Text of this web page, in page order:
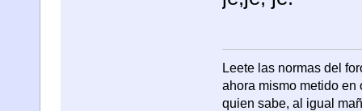
Leete las normas del
ahora mismo metido en
quien sabe, al igual